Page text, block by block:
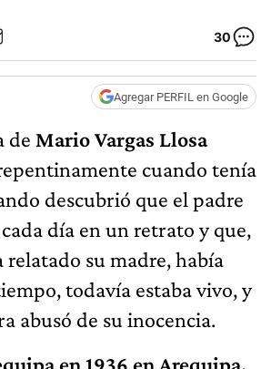
30
Agregar PERFIL en Google
de Mario Vargas Llosa
cuando tenía
descubrió que el padre
día en un retrato y que,
relatado su madre, había
todavía estaba vivo, y
abusó de su inocencia.
en 1936 enArequipa,